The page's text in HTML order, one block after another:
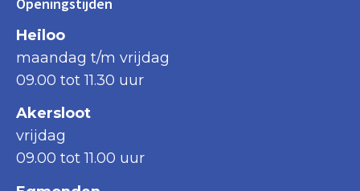
Openingstijden
Heiloo
maandag t/m vrijdag
09.00 tot 11.30 uur
Akersloot
vrijdag
09.00 tot 11.00 uur